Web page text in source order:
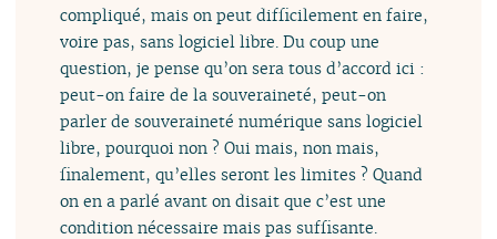
compliqué, mais on peut difficilement en faire,
voire pas, sans logiciel libre. Du coup une
question, je pense qu’on sera tous d’accord ici :
peut-on faire de la souveraineté, peut-on
parler de souveraineté numérique sans logiciel
libre, pourquoi non ? Oui mais, non mais,
finalement, qu’elles seront les limites ? Quand
on en a parlé avant on disait que c’est une
condition nécessaire mais pas suffisante.